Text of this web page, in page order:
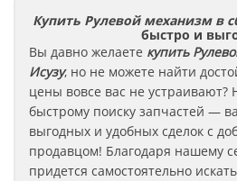
Купить Рулевой механизм в
быстро и
Вы давно желаете купить
Исузу, но не можете найти
цены вовсе вас не устраивают?
быстрому поиску запчастей —
выгодных и удобных сделок с
продавцом! Благодаря нашему
придется самостоятельно искать